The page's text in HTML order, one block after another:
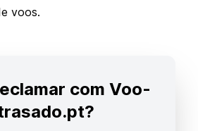
voos.
com Voo-